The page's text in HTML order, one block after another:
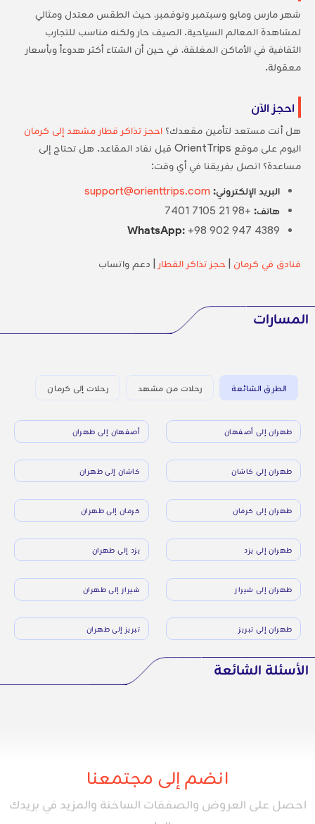
شهر مارس ومايو وسبتمبر ونوفمبر، حيث الطقس معتدل ومثالي
لمشاهدة المعالم السياحية. الصيف حار ولكنه مناسب للتجارب
الثقافية في الأماكن المغلقة، في حين أن الشتاء أكثر هدوءاً وبأسعار
معقولة.
احجز الآن
هل أنت مستعد لتأمين مقعدك؟ احجز تذاكر قطار مشهد إلى كرمان
اليوم على موقع OrientTrips قبل نفاد المقاعد. هل تحتاج إلى
مساعدة؟ اتصل بفريقنا في أي وقت:
البريد الإلكتروني: support@orienttrips.com
هاتف:+98 21 7105 7401
WhatsApp: +98 902 947 4389
فنادق في كرمان | حجز تذاكر القطار | دعم واتساب
المسارات
الطرق الشائعة رحلات من مشهد رحلات إلى كرمان
طهران إلى أصفهان أصفهان إلى طهران
طهران إلى كاشان كاشان إلى طهران
طهران إلى كرمان كرمان إلى طهران
طهران إلى يزد يزد إلى طهران
طهران إلى شيراز شيراز إلى طهران
طهران إلى تبريز تبريز إلى طهران
الأسئلة الشائعة
انضم إلى مجتمعنا
احصل على العروض والصفقات الساخنة والمزيد في بريدك